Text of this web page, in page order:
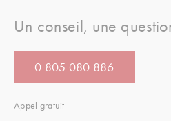
Un conseil, une
0 805 080 886
Appel gratuit